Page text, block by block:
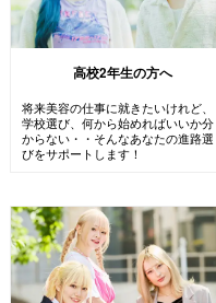
高校2年生の方へ
将来美容の仕事に就きたいけれど、
学校選び、何から始めればいいか分
からない・・そんなあなたの進路選
びをサポートします！